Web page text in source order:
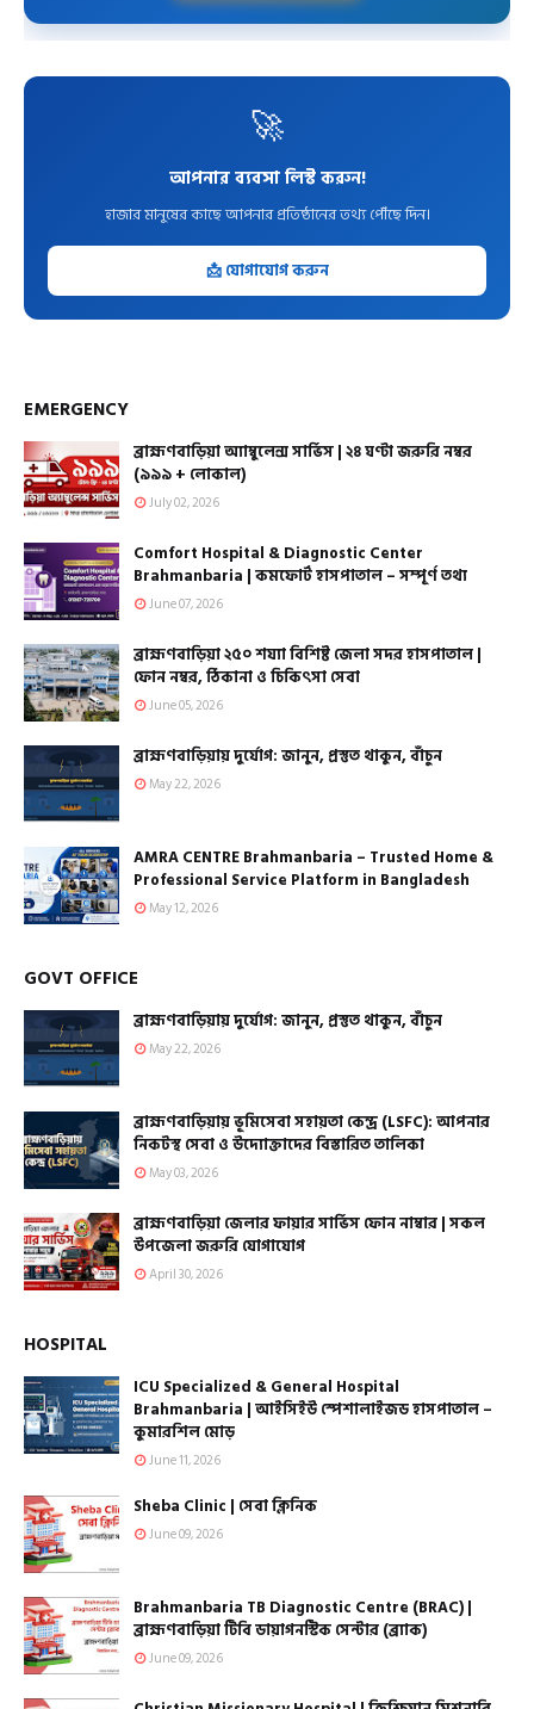
🚀
আপনার ব্যবসা লিস্ট করুন!
হাজার মানুষের কাছে আপনার প্রতিষ্ঠানের তথ্য পৌঁছে দিন।
📩 যোগাযোগ করুন
EMERGENCY
ব্রাহ্মণবাড়িয়া অ্যাম্বুলেন্স সার্ভিস | ২৪ ঘণ্টা জরুরি নম্বর
(৯৯৯ + লোকাল)
July 02, 2026
Comfort Hospital & Diagnostic Center
Brahmanbaria | কমফোর্ট হাসপাতাল – সম্পূর্ণ তথ্য
June 07, 2026
ব্রাহ্মণবাড়িয়া ২৫০ শয্যা বিশিষ্ট জেলা সদর হাসপাতাল |
ফোন নম্বর, ঠিকানা ও চিকিৎসা সেবা
June 05, 2026
ব্রাহ্মণবাড়িয়ায় দুর্যোগ: জানুন, প্রস্তুত থাকুন, বাঁচুন
May 22, 2026
AMRA CENTRE Brahmanbaria – Trusted Home &
Professional Service Platform in Bangladesh
May 12, 2026
GOVT OFFICE
ব্রাহ্মণবাড়িয়ায় দুর্যোগ: জানুন, প্রস্তুত থাকুন, বাঁচুন
May 22, 2026
ব্রাহ্মণবাড়িয়ায় ভূমিসেবা সহায়তা কেন্দ্র (LSFC): আপনার
নিকটস্থ সেবা ও উদ্যোক্তাদের বিস্তারিত তালিকা
May 03, 2026
ব্রাহ্মণবাড়িয়া জেলার ফায়ার সার্ভিস ফোন নাম্বার | সকল
উপজেলা জরুরি যোগাযোগ
April 30, 2026
HOSPITAL
ICU Specialized & General Hospital
Brahmanbaria | আইসিইউ স্পেশালাইজড হাসপাতাল –
কুমারশিল মোড়
June 11, 2026
Sheba Clinic | সেবা ক্লিনিক
June 09, 2026
Brahmanbaria TB Diagnostic Centre (BRAC) |
ব্রাহ্মণবাড়িয়া টিবি ডায়াগনস্টিক সেন্টার (ব্র্যাক)
June 09, 2026